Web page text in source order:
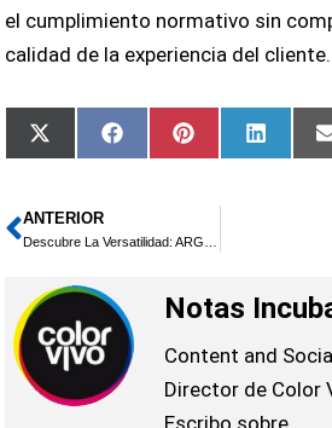
el cumplimiento normativo sin
calidad de la experiencia del cliente.
Compartir
en
X
(Twitter)
Compartir
en
FacebookCompartir
en
Pinterest
en
Ant
ANTERIOR
Notas
Content and
Director de Color